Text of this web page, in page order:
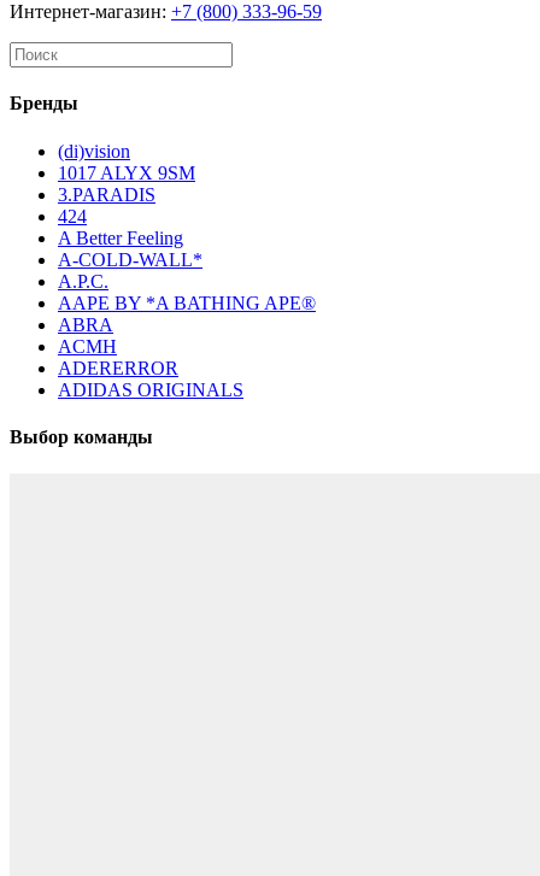
Интернет-магазин: +7 (800) 333-96-59
Бренды
(di)vision
1017 ALYX 9SM
3.PARADIS
424
A Better Feeling
A-COLD-WALL*
A.P.C.
AAPE BY *A BATHING APE®
ABRA
ACMH
ADERERROR
ADIDAS ORIGINALS
Выбор команды